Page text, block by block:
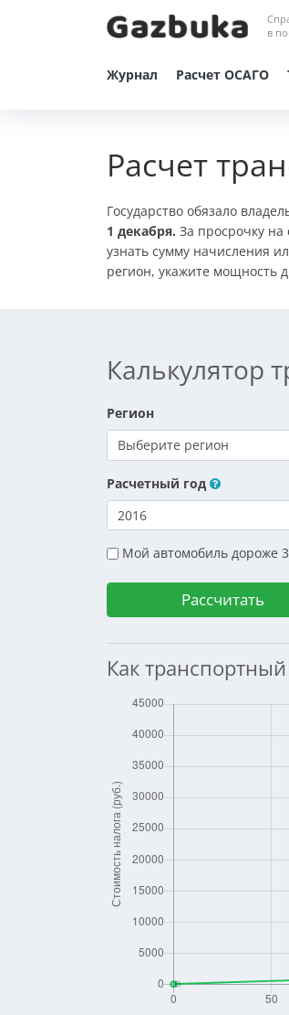
в
Журнал Расчет ОСАГО
Расчет
Государство обязало
1 декабря. За просрочку
узнать сумму начисления
регион, укажите мощность
Калькулятор
Регион
Расчетный год
Мой автомобиль дороже
Как